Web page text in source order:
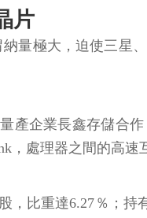
片
量極大，迫使三星
產企業長鑫存儲合
，處理器之間的高
，比重達6.27％；